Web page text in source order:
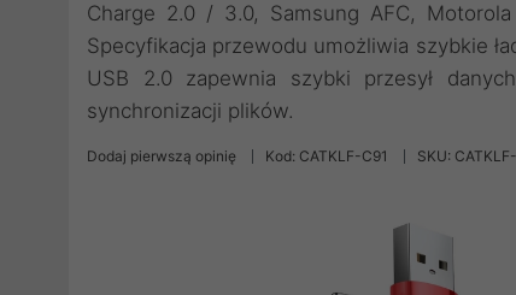
Charge 2.0 / 3.0, Samsung AFC,
Specyfikacja przewodu umożliwia szybkie
USB 2.0 zapewnia szybki przesył
synchronizacji plików.
Dodaj pierwszą opinię Kod: CATKLF-C91 SKU: